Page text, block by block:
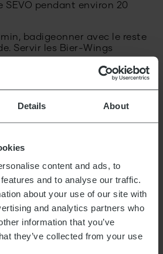
Details About
content and ads, to
and to analyse our traffic.
about your use of our site with
and analytics partners who
information that you’ve
they’ve collected from your use
SEVO pendant environ 20
min, badigeonner avec le reste
Servir les Bier-Wings
nous représentons.